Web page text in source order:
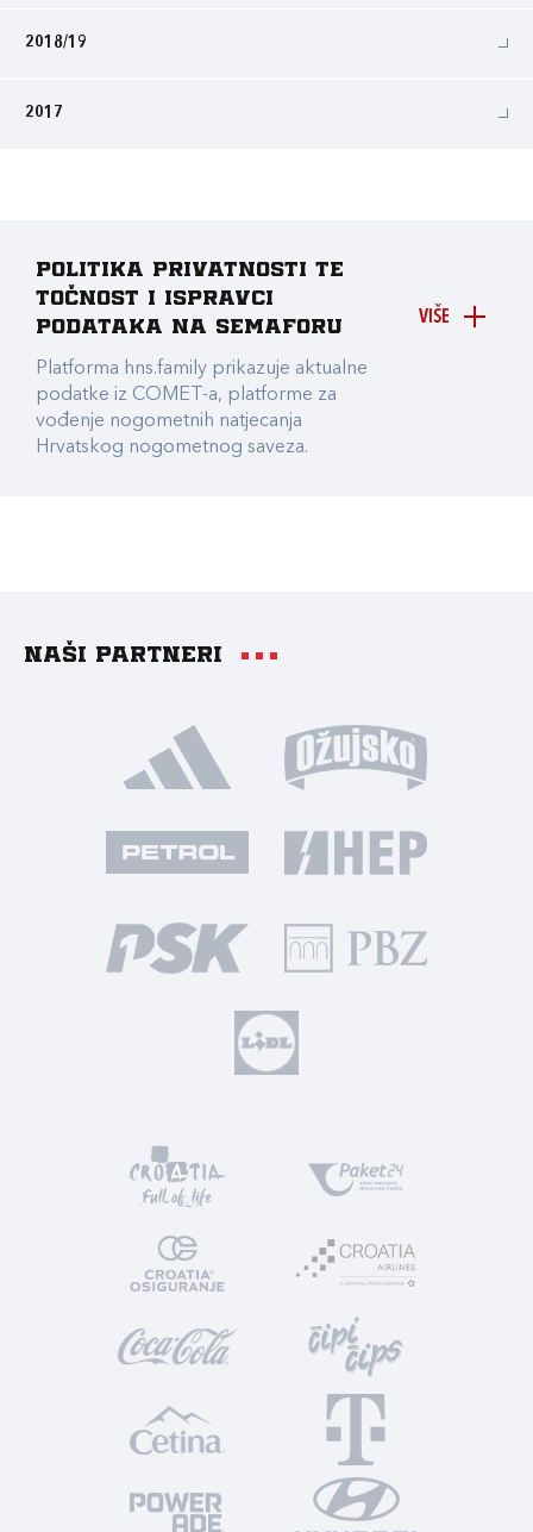
2018/19
2017
VIŠE
Politika privatnosti te
točnost i ispravci
podataka na Semaforu
Platforma hns.family prikazuje aktualne
podatke iz COMET-a, platforme za
vođenje nogometnih natjecanja
Hrvatskog nogometnog saveza.
Naši partneri